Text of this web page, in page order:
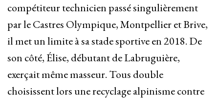
compétiteur technicien passé singulièrement
par le Castres Olympique, Montpellier et Brive,
il met un limite à sa stade sportive en 2018. De
son côté, Élise, débutant de Labruguière,
exerçait même masseur. Tous double
choisissent lors une recyclage alpinisme contre